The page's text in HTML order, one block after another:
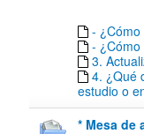
- ¿Cómo
- ¿Cómo
3.
4. ¿Qué
estudio o
* Mesa de